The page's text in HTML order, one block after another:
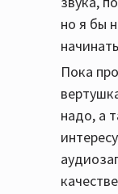
но я бы
Пока
надо, а